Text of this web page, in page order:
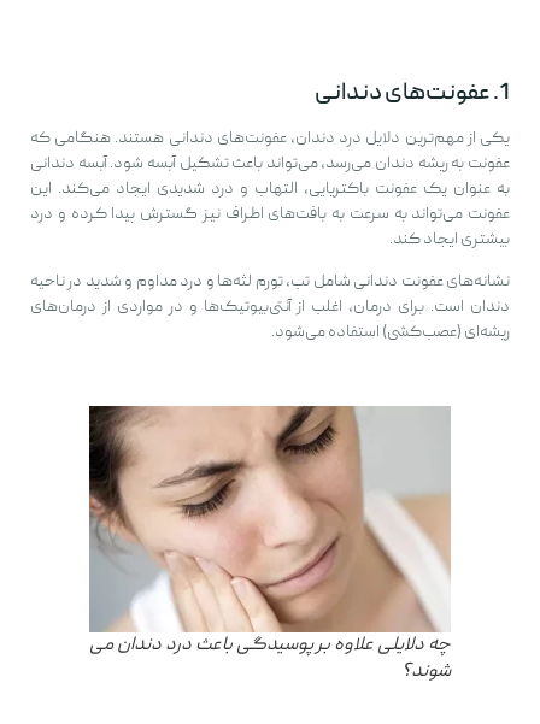
1. عفونت‌های دندانی
یکی از مهم‌ترین دلایل درد دندان، عفونت‌های دندانی هستند. هنگامی که
عفونت به ریشه دندان می‌رسد، می‌تواند باعث تشکیل آبسه شود. آبسه دندانی
به عنوان یک عفونت باکتریایی، التهاب و درد شدیدی ایجاد می‌کند. این
عفونت می‌تواند به سرعت به بافت‌های اطراف نیز گسترش پیدا کرده و درد
بیشتری ایجاد کند.
نشانه‌های عفونت دندانی شامل تب، تورم لثه‌ها و درد مداوم و شدید در ناحیه
دندان است. برای درمان، اغلب از آنتی‌بیوتیک‌ها و در مواردی از درمان‌های
ریشه‌ای (عصب‌کشی) استفاده می‌شود.
چه دلایلی علاوه بر پوسیدگی باعث درد دندان می
شوند؟